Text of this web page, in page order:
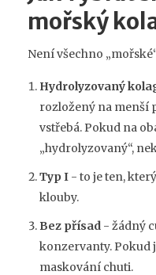
mořský
Není všechno
Hydrolyzovaný
rozložený na menší
vstřebá. Pokud na
„hydrolyzovaný“,
Typ I - to je ten,
klouby.
Bez přísad - žádný
konzervanty. Pokud
maskování chuti.